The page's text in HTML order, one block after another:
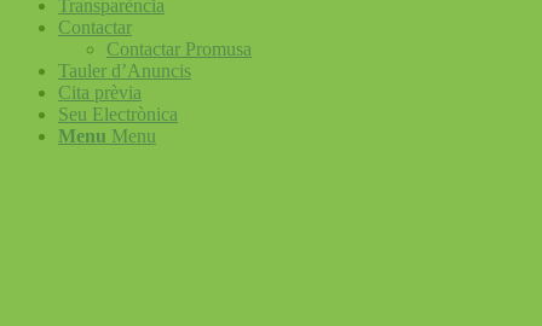
Transparència
Contactar
Contactar Promusa
Tauler d’Anuncis
Cita prèvia
Seu Electrònica
Menu Menu